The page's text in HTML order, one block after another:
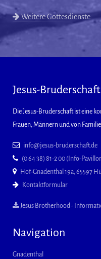
Weitere Gottesdienste
Jesus-Bruderschaft
Die Jesus-Bruderschaft ist eine
Frauen, Männern und von
info@jesus-bruderschaft.de
(0 64 38) 81-2 00 (Info-
Hof-Gnadenthal 19a, 65597
Kontaktformular
Jesus Brotherhood -
Navigation
Gnadenthal